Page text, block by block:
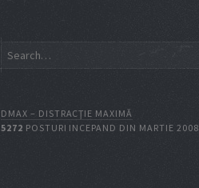
DMAX – DISTRACŢIE MAXIMĂ
5272 POSTURI INCEPAND DIN MARTIE 2008